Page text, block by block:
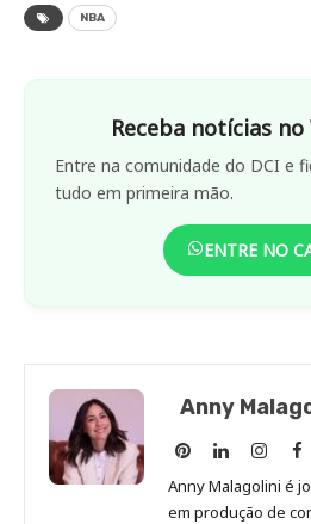
NBA
Receba notícias
Entre na comunidade do DCI e
tudo em primeira mão.
ENTRE NO
Anny
Anny
Malagolini
no
Anny
no
Anny
no
Anny Malagolini é
em produção de